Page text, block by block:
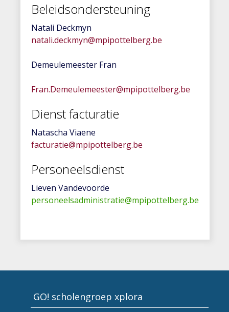
Beleidsondersteuning
Natali Deckmyn
natali.deckmyn@mpipottelberg.be
Demeulemeester Fran
Fran.Demeulemeester@mpipottelberg.be
Dienst facturatie
Natascha Viaene
facturatie@mpipottelberg.be
Personeelsdienst
Lieven Vandevoorde
personeelsadministratie@mpipottelberg.be
GO! scholengroep xplora